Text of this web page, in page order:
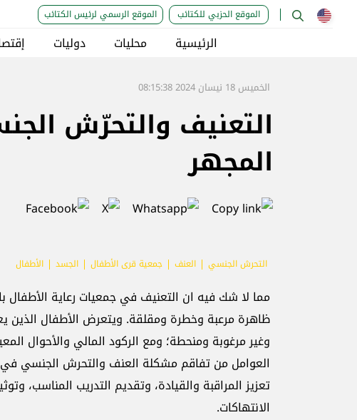
الموقع الحزبي للكتائب الموقع الرسمي لرئيس الكتائب
الرئيسية محليات دوليات
الخميس 18 نيسان 2024 08:15:38
التعنيف والتحرّش
المجهر
التحرش الجنسي العنف جمعية قرى الأطفال الجسد الأطفال
مما لا شك فيه ان التعنيف في جمعيات رعاية
ظاهرة مرعبة وخطرة ومقلقة. ويتعرض الأطفال الذين
وغير مرغوبة ومنحطة؛ ومع الركود المالي والأحوال
العوامل من تفاقم مشكلة العنف والتحرش الجنسي في
تعزيز المراقبة والقيادة، وتقديم التدريب المناسب،
الانتهاكات.